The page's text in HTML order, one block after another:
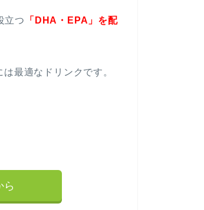
立つ
「DHA・EPA」を配
最適なドリンクです。
ら